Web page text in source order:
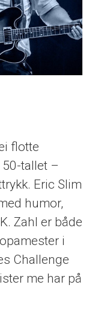
flotte
tallet –
Eric Slim
humor,
Zahl er både
i
Challenge
me har på